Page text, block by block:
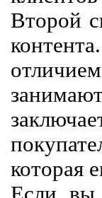
Второй
которая